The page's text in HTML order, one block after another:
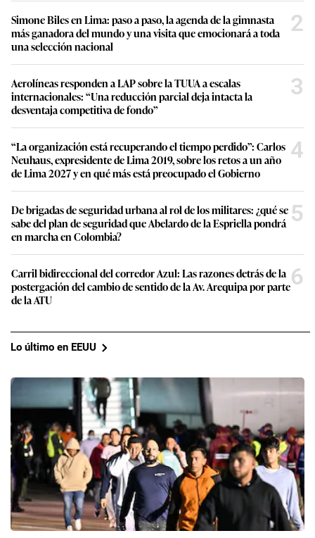
Simone Biles en Lima: paso a paso, la agenda de la gimnasta
más ganadora del mundo y una visita que emocionará a toda
una selección nacional
2
Aerolíneas responden a LAP sobre la TUUA a escalas
internacionales: “Una reducción parcial deja intacta la
desventaja competitiva de fondo”
3
“La organización está recuperando el tiempo perdido”: Carlos
Neuhaus, expresidente de Lima 2019, sobre los retos a un año
de Lima 2027 y en qué más está preocupado el Gobierno
4
De brigadas de seguridad urbana al rol de los militares: ¿qué se
sabe del plan de seguridad que Abelardo de la Espriella pondrá
en marcha en Colombia?
5
Carril bidireccional del corredor Azul: Las razones detrás de la
postergación del cambio de sentido de la Av. Arequipa por parte
de la ATU
6
Lo último en EEUU